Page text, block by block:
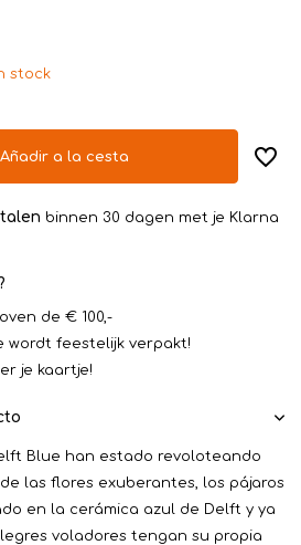
stock
Añadir a la cesta
binnen 30 dagen met je Klarna
de € 100,-
wordt feestelijk verpakt!
je kaartje!
Blue han estado revoloteando
las flores exuberantes, los pájaros
en la cerámica azul de Delft y ya
voladores tengan su propia